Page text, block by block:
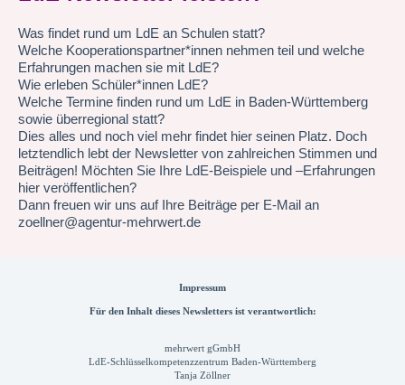
Was findet rund um LdE an Schulen statt?
Welche Kooperationspartner*innen nehmen teil und welche
Erfahrungen machen sie mit LdE?
Wie erleben Schüler*innen LdE?
Welche Termine finden rund um LdE in Baden-Württemberg
sowie überregional statt?
Dies alles und noch viel mehr findet hier seinen Platz. Doch
letztendlich lebt der Newsletter von zahlreichen Stimmen und
Beiträgen! Möchten Sie Ihre LdE-Beispiele und –Erfahrungen
hier veröffentlichen?
Dann freuen wir uns auf Ihre Beiträge per E-Mail an
zoellner@agentur-mehrwert.de
Impressum
Für den Inhalt dieses Newsletters ist verantwortlich:
mehrwert gGmbH
LdE-Schlüsselkompetenzzentrum Baden-Württemberg
Tanja Zöllner